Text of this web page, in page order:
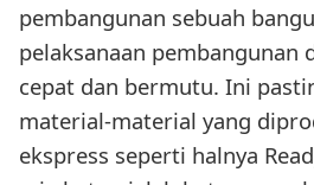
pembangunan sebuah
pelaksanaan
cepat dan bermutu. Ini
material-material yang
ekspress seperti halnya